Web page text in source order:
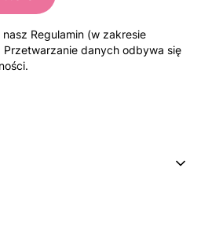
Regulamin (w zakresie
danych odbywa się